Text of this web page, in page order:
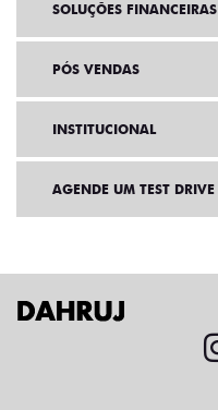
SOLUÇÕES FINANCEIRAS
PÓS VENDAS
INSTITUCIONAL
AGENDE UM TEST DRIVE